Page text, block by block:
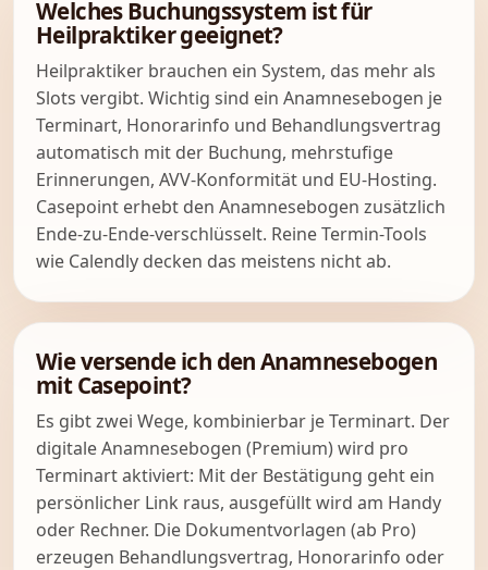
Welches Buchungssystem ist für
Heilpraktiker geeignet?
Heilpraktiker brauchen ein System, das mehr als
Slots vergibt. Wichtig sind ein Anamnesebogen je
Terminart, Honorarinfo und Behandlungsvertrag
automatisch mit der Buchung, mehrstufige
Erinnerungen, AVV-Konformität und EU-Hosting.
Casepoint erhebt den Anamnesebogen zusätzlich
Ende-zu-Ende-verschlüsselt. Reine Termin-Tools
wie Calendly decken das meistens nicht ab.
Wie versende ich den Anamnesebogen
mit Casepoint?
Es gibt zwei Wege, kombinierbar je Terminart. Der
digitale Anamnesebogen (Premium) wird pro
Terminart aktiviert: Mit der Bestätigung geht ein
persönlicher Link raus, ausgefüllt wird am Handy
oder Rechner. Die Dokumentvorlagen (ab Pro)
erzeugen Behandlungsvertrag, Honorarinfo oder